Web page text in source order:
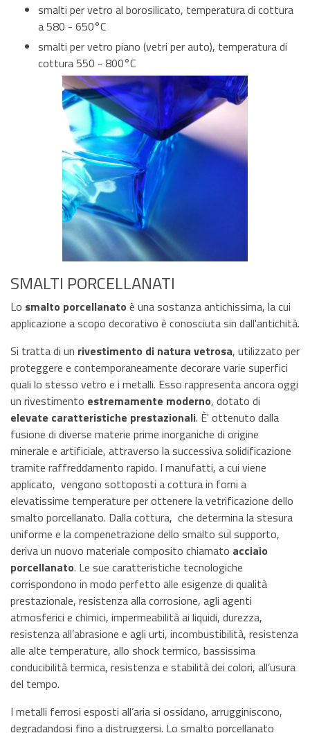
smalti per vetro al borosilicato, temperatura di cottura
a 580 - 650°C
smalti per vetro piano (vetri per auto), temperatura di
cottura 550 - 800°C
SMALTI PORCELLANATI
Lo smalto porcellanato è una sostanza antichissima, la cui
applicazione a scopo decorativo è conosciuta sin dall'antichità.
Si tratta di un rivestimento di natura vetrosa, utilizzato per
proteggere e contemporaneamente decorare varie superfici
quali lo stesso vetro e i metalli. Esso rappresenta ancora oggi
un rivestimento estremamente moderno, dotato di
elevate caratteristiche prestazionali. È' ottenuto dalla
fusione di diverse materie prime inorganiche di origine
minerale e artificiale, attraverso la successiva solidificazione
tramite raffreddamento rapido. I manufatti, a cui viene
applicato, vengono sottoposti a cottura in forni a
elevatissime temperature per ottenere la vetrificazione dello
smalto porcellanato. Dalla cottura, che determina la stesura
uniforme e la compenetrazione dello smalto sul supporto,
deriva un nuovo materiale composito chiamato acciaio
porcellanato. Le sue caratteristiche tecnologiche
corrispondono in modo perfetto alle esigenze di qualità
prestazionale, resistenza alla corrosione, agli agenti
atmosferici e chimici, impermeabilità ai liquidi, durezza,
resistenza all’abrasione e agli urti, incombustibilità, resistenza
alle alte temperature, allo shock termico, bassissima
conducibilità termica, resistenza e stabilità dei colori, all’usura
del tempo.
I metalli ferrosi esposti all’aria si ossidano, arrugginiscono,
degradandosi fino a distruggersi. Lo smalto porcellanato